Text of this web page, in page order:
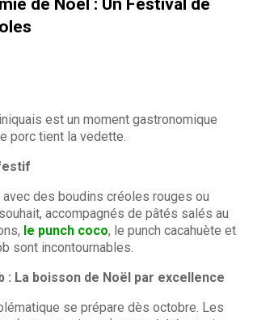
de Noël : Un Festival de
est un moment gastronomique
porc tient la vedette.
des boudins créoles rouges ou
accompagnés de pâtés salés au
le punch coco, le punch cacahuète et
sont incontournables.
: La boisson de Noël par excellence
se prépare dès octobre. Les